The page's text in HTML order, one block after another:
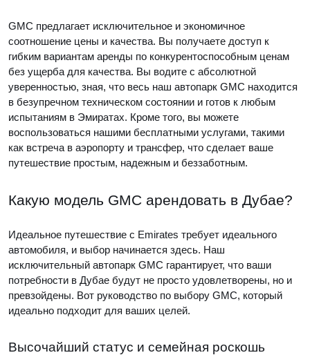
GMC предлагает исключительное и экономичное
соотношение цены и качества. Вы получаете доступ к
гибким вариантам аренды по конкурентоспособным ценам
без ущерба для качества. Вы водите с абсолютной
уверенностью, зная, что весь наш автопарк GMC находится
в безупречном техническом состоянии и готов к любым
испытаниям в Эмиратах. Кроме того, вы можете
воспользоваться нашими бесплатными услугами, такими
как встреча в аэропорту и трансфер, что сделает ваше
путешествие простым, надежным и беззаботным.
Какую модель GMC арендовать в Дубае?
Идеальное путешествие с Emirates требует идеального
автомобиля, и выбор начинается здесь. Наш
исключительный автопарк GMC гарантирует, что ваши
потребности в Дубае будут не просто удовлетворены, но и
превзойдены. Вот руководство по выбору GMC, который
идеально подходит для ваших целей.
Высочайший статус и семейная роскошь